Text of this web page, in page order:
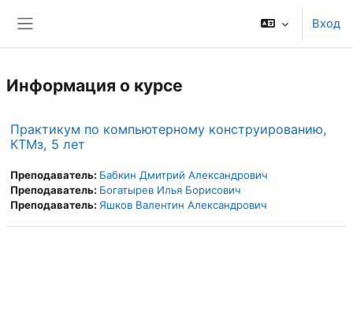
Вход
Информация о курсе
Практикум по компьютерному конструированию,
КТМз, 5 лет
Преподаватель: Бабкин Дмитрий Александрович
Преподаватель: Богатырев Илья Борисович
Преподаватель: Яшков Валентин Александрович